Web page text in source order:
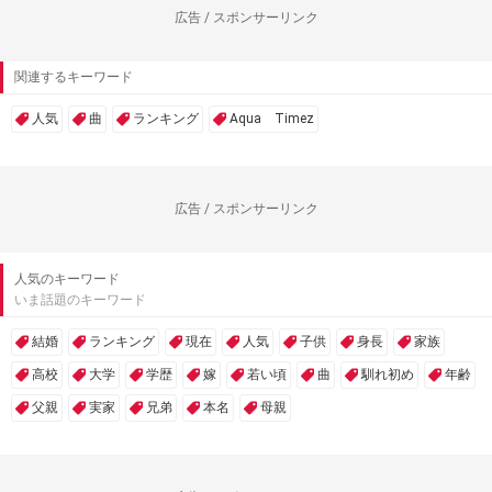
広告 / スポンサーリンク
関連するキーワード
人気 曲 ランキング Aqua Timez
広告 / スポンサーリンク
人気のキーワード
いま話題のキーワード
結婚 ランキング 現在 人気 子供 身長 家族
高校 大学 学歴 嫁 若い頃 曲 馴れ初め 年齢
父親 実家 兄弟 本名 母親